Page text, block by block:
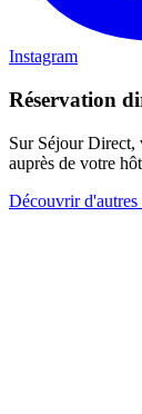
Instagram
Réservation
Sur Séjour Direct,
auprès de votre
Découvrir d'autres